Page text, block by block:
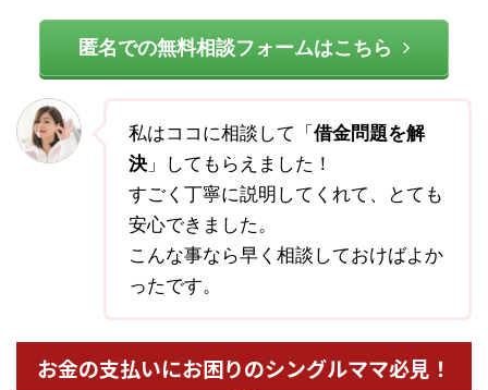
匿名での無料相談フォームはこちら
私はココに相談して「 借金問題を解
決」してもらえました！
すごく丁寧に説明してくれて、とても
安心できました。
こんな事なら早く相談しておけばよか
ったです。
お金の支払いにお困りのシングルママ必見！